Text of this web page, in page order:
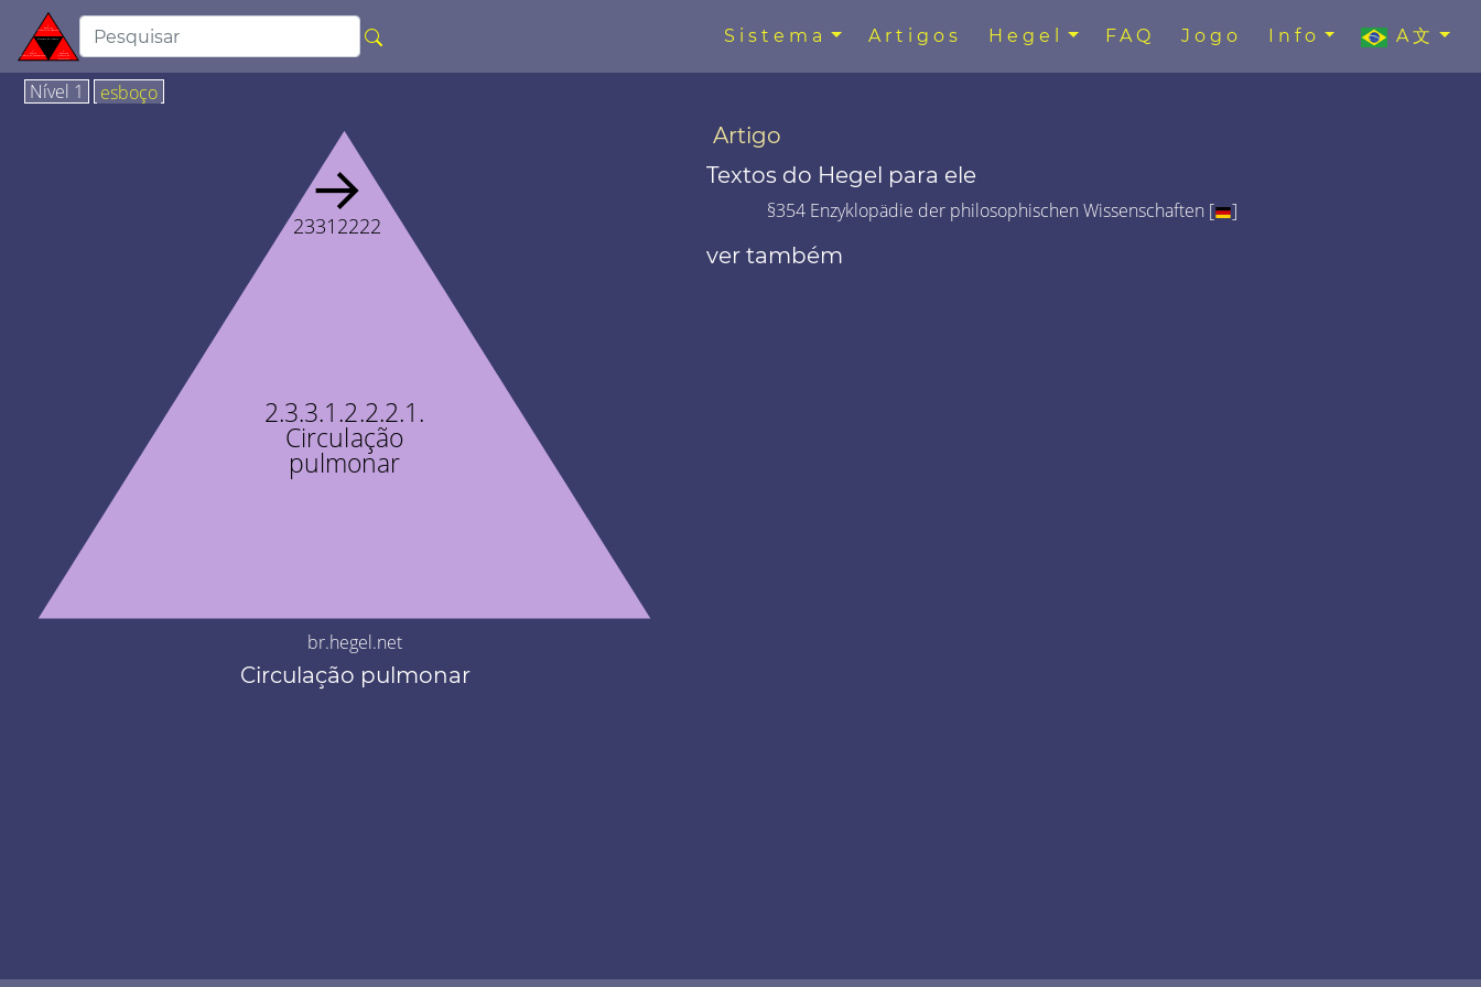
Sistema Artigos Hegel FAQ Jogo Info A文
Nível 1 esboço
2.3.3.1.2.2.2.1.
Circulação
pulmonar
→
23312222
br.hegel.net
Circulação pulmonar
Artigo
Textos do Hegel para ele
§354 Enzyklopädie der philosophischen Wissenschaften [ ]
ver também